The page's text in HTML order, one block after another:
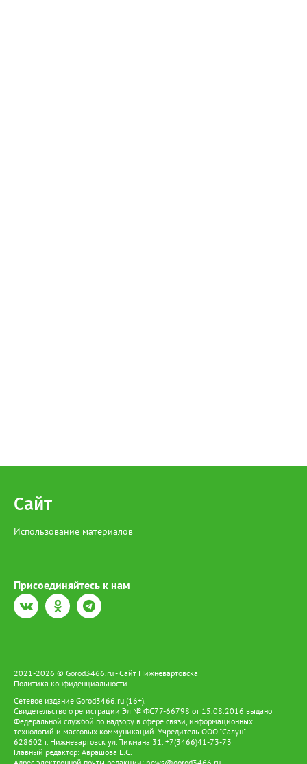
Сайт
Использование материалов
Присоединяйтесь к нам
2021-2026 © Gorod3466.ru - Сайт Нижневартовска
Политика конфиденциальности
Сетевое издание Gorod3466.ru (16+).
Свидетельство о регистрации Эл № ФС77-66798 от 15.08.2016 выдано
Федеральной службой по надзору в сфере связи, информационных
технологий и массовых коммуникаций. Учредитель ООО "Салун"
628602 г. Нижневартовск ул.Пикмана 31. +7(3466)41-73-73
Главный редактор: Аврашова Е.С.